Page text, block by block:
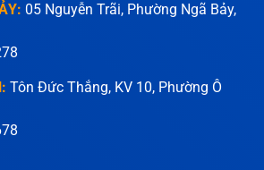
05 Nguyễn Trãi, Phường Ngã Bảy,
Tôn Đức Thắng, KV 10, Phường Ô